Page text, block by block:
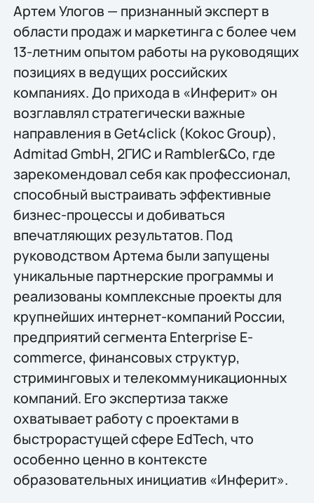
Артем Улогов — признанный эксперт в
области продаж и маркетинга с более чем
13-летним опытом работы на руководящих
позициях в ведущих российских
компаниях. До прихода в «Инферит» он
возглавлял стратегически важные
направления в Get4click (Kokoc Group),
Admitad GmbH, 2ГИС и Rambler&Co, где
зарекомендовал себя как профессионал,
способный выстраивать эффективные
бизнес-процессы и добиваться
впечатляющих результатов. Под
руководством Артема были запущены
уникальные партнерские программы и
реализованы комплексные проекты для
крупнейших интернет-компаний России,
предприятий сегмента Enterprise E-
commerce, финансовых структур,
стриминговых и телекоммуникационных
компаний. Его экспертиза также
охватывает работу с проектами в
быстрорастущей сфере EdTech, что
особенно ценно в контексте
образовательных инициатив «Инферит».